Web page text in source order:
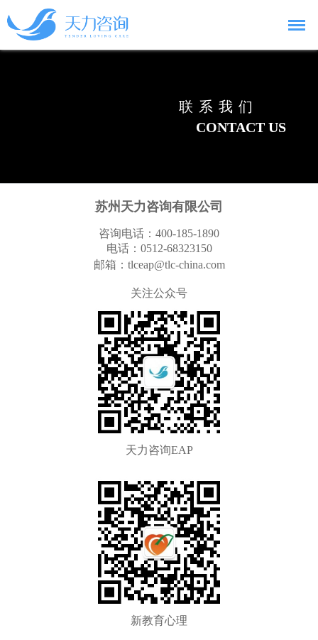
联系我们
CONTACT US
苏州天力咨询有限公司
咨询电话：400-185-1890
电话：0512-68323150
邮箱：tlceap@tlc-china.com
关注公众号
天力咨询EAP
新教育心理